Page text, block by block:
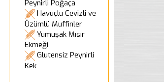
Peynirli Poğaça
Havuçlu Cevizli ve
Üzümlü Muffinler
Yumuşak Mısır
Ekmeği
Glutensiz Peynirli
Kek